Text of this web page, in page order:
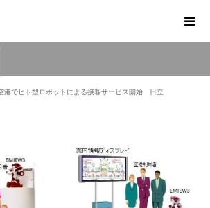
港でヒト型ロボットによる接客サービス開始 日立